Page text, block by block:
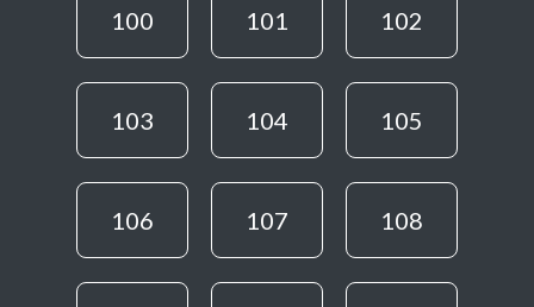
100 101 102
103 104 105
106 107 108